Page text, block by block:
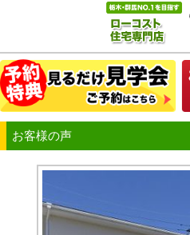
お客様の声